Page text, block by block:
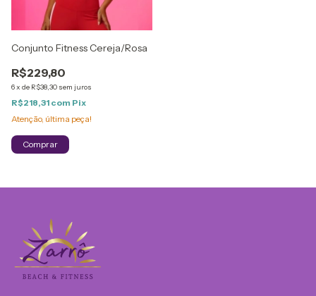
Conjunto Fitness Cereja/Rosa
R$229,80
6x de R$38,30 sem juros
R$218,31 com Pix
Atenção, última peça!
Comprar